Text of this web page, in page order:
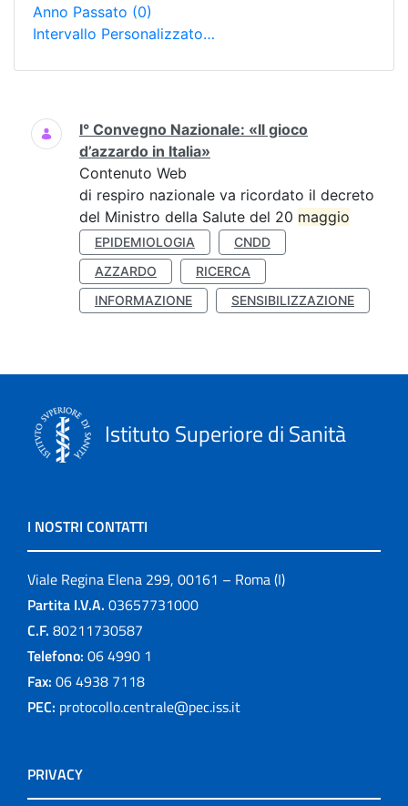
Anno Passato (0)
Intervallo Personalizzato…
Ricerca
I° Convegno Nazionale: «Il gioco
d’azzardo in Italia»
Contenuto Web
di respiro nazionale va ricordato il decreto
del Ministro della Salute del 20 maggio
EPIDEMIOLOGIA
CNDD
AZZARDO
RICERCA
INFORMAZIONE
SENSIBILIZZAZIONE
Istituto Superiore di Sanità
I NOSTRI CONTATTI
Viale Regina Elena 299, 00161 – Roma (I)
Partita I.V.A. 03657731000
C.F. 80211730587
Telefono: 06 4990 1
Fax: 06 4938 7118
PEC: protocollo.centrale@pec.iss.it
PRIVACY